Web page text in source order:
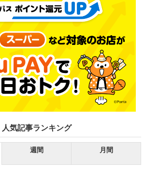
人気記事ランキング
週間 月間